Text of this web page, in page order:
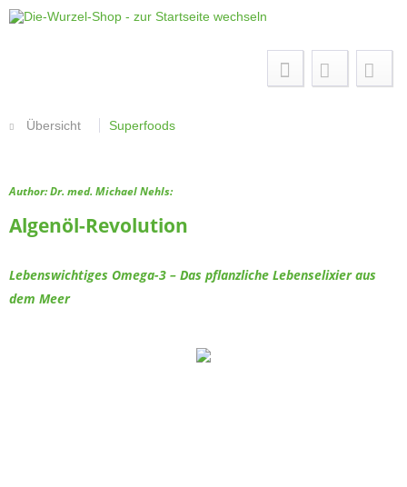
Übersicht Superfoods
Author: Dr. med. Michael Nehls:
Algenöl-Revolution
Lebenswichtiges Omega-3 – Das pflanzliche Lebenselixier aus
dem Meer